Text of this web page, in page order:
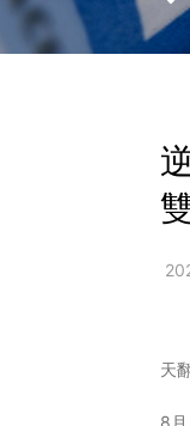
爲什麽選
投資者關
社會責任
關於渝太天